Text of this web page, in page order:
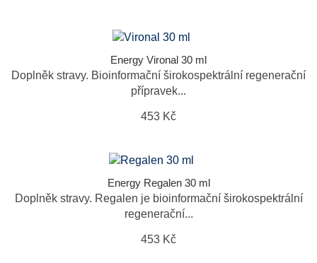
Energy Vironal 30 ml
Doplněk stravy. Bioinformační širokospektrální regenerační
přípravek...
453 Kč
Energy Regalen 30 ml
Doplněk stravy. Regalen je bioinformační širokospektrální
regenerační...
453 Kč